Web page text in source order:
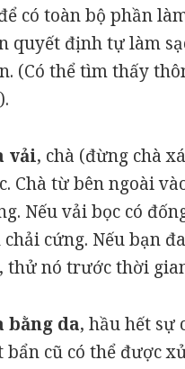
có toàn bộ phần
quyết định tự làm
(Có thể tìm thấy
vải, chà (đừng chà
Chà từ bên ngoài
Nếu vải bọc có
chải cứng. Nếu bạn
thử nó trước thời
bằng da, hầu hết sự
bẩn cũ có thể được